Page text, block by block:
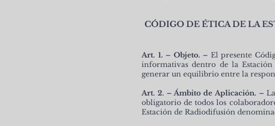
CÓDIGO DE ÉTICA DE LA
Art. 1. – Objeto. – El presente
informativas dentro de la
generar un equilibrio entre la
Art. 2. – Ámbito de Aplicación. –
obligatorio de todos los
Estación de Radiodifusión